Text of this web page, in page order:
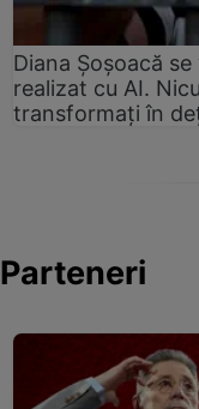
Diana Șoșoacă
realizat cu AI.
transformați în
Parteneri